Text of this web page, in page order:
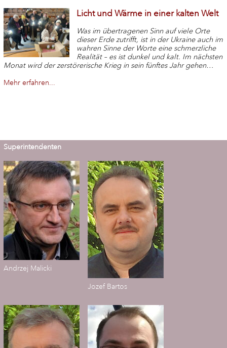
Licht und Wärme in einer kalten Welt
Was im übertragenen Sinn auf viele Orte
dieser Erde zutrifft, ist in der Ukraine auch im
wahren Sinne der Worte eine schmerzliche
Realität – es ist dunkel und kalt. Im nächsten
Monat wird der zerstörerische Krieg in sein fünftes Jahr gehen…
Mehr erfahren...
Superintendenten
Andrzej Malicki
Jozef Bartos